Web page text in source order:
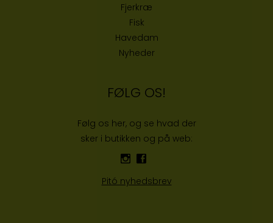
Fjerkræ
Fisk
Havedam
Nyheder
FØLG OS!
Følg os her, og se hvad der
sker i butikken og på web:
Pitó nyhedsbrev